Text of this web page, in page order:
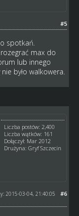
#5
spotkań.
max do
lub innego
było walkowera.
Liczba postów: 2,400
Liczba wątków: 161
Dołączył: Mar 2012
Drużyna: Gryf Szczecin
#6
2015-03-04, 21:40:05